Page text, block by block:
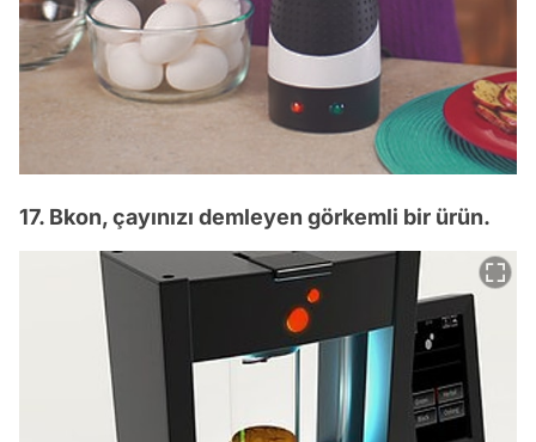
17. Bkon, çayınızı demleyen görkemli bir ürün.